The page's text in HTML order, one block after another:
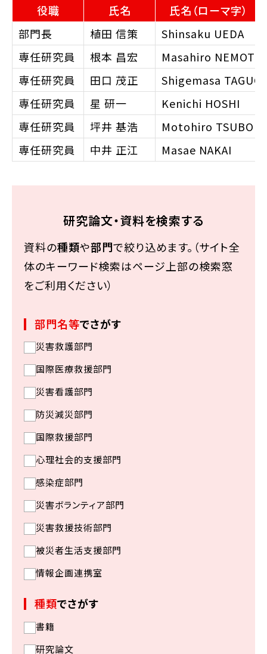
役職 氏名
氏名（ローマ字）
部門長
植田 信策 Shinsaku UEDA
専任研究員
根本 昌宏 Masahiro NEMOTO
専任研究員
田口 茂正 Shigemasa
専任研究員
星 研一 Kenichi HOSHI
専任研究員
坪井 基浩 Motohiro TSUBOI
専任研究員
中井 正江 Masae NAKAI
研究論文・資料を検索する
資料の種類や部門で絞り込めます。（サイト全
体のキーワード検索はページ上部の検索窓
をご利用ください）
部門名等でさがす
災害救護部門
国際医療救援部門
災害看護部門
防災減災部門
国際救援部門
心理社会的支援部門
感染症部門
災害ボランティア部門
災害救援技術部門
被災者生活支援部門
情報企画連携室
種類でさがす
書籍
研究論文